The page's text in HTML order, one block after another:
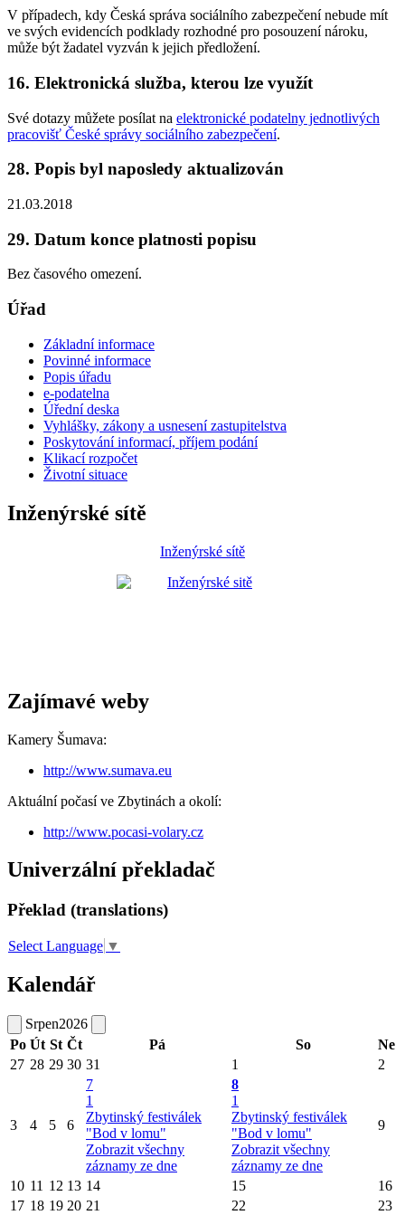
V případech, kdy Česká správa sociálního zabezpečení nebude mít
ve svých evidencích podklady rozhodné pro posouzení nároku,
může být žadatel vyzván k jejich předložení.
16. Elektronická služba, kterou lze využít
Své dotazy můžete posílat na elektronické podatelny jednotlivých
pracovišť České správy sociálního zabezpečení.
28. Popis byl naposledy aktualizován
21.03.2018
29. Datum konce platnosti popisu
Bez časového omezení.
Úřad
Základní informace
Povinné informace
Popis úřadu
e-podatelna
Úřední deska
Vyhlášky, zákony a usnesení zastupitelstva
Poskytování informací, příjem podání
Klikací rozpočet
Životní situace
Inženýrské sítě
Inženýrské sítě
Zajímavé weby
Kamery Šumava:
http://www.sumava.eu
Aktuální počasí ve Zbytinách a okolí:
http://www.pocasi-volary.cz
Univerzální překladač
Překlad (translations)
Select Language ▼
Kalendář
Srpen2026
Po Út St Čt Pá So
Ne
27 28 29 30 31 1 2
3 4 5 6
7
1
Zbytinský festiválek
"Bod v lomu"
Zobrazit všechny
záznamy ze dne
8
1
Zbytinský festiválek
"Bod v lomu"
Zobrazit všechny
záznamy ze dne
9
10 11 12 13 14 15
16
17 18 19 20 21 22
23